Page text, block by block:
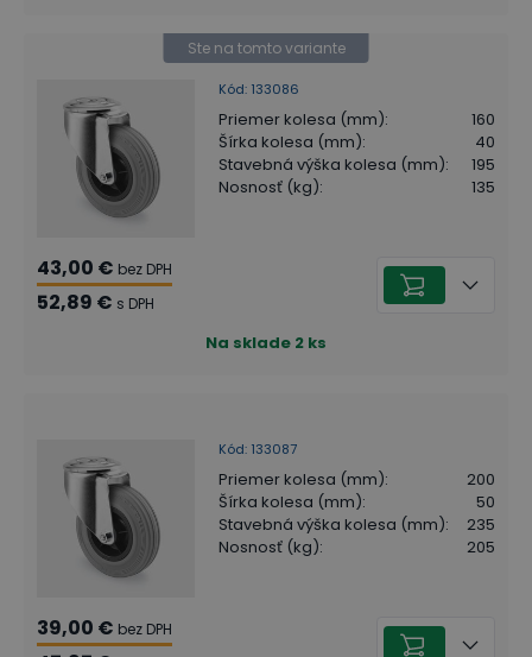
Kód: 133086
Ste na tomto variante
Priemer kolesa (mm):
160
Šírka kolesa (mm):
40
Stavebná výška kolesa (mm):
195
Nosnosť (kg): 135
43,00 € bez DPH
52,89 € s DPH
Na sklade 2 ks
Kód: 133087
Priemer kolesa (mm):
200
Šírka kolesa (mm):
50
Stavebná výška kolesa (mm):
235
Nosnosť (kg): 205
39,00 € bez DPH